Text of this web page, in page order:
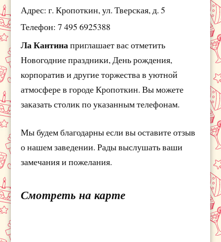
Адрес: г. Кропоткин, ул. Тверская, д. 5
Телефон: 7 495 6925388
Ла Кантинаприглашает вас отметить
Новогодние праздники, День рождения,
корпоратив и другие торжества в уютной
атмосфере в городе Кропоткин. Вы можете
заказать столик по указанным телефонам.
Мы будем благодарны если вы оставите отзыв
о нашем заведении. Рады выслушать ваши
замечания и пожелания.
Смотреть на карте